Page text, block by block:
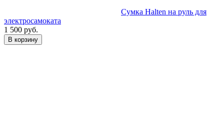
Сумка Halten на руль для
электросамоката
1 500 руб.
В корзину